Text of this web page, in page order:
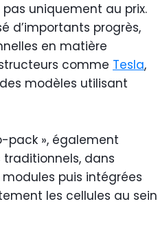
uniquement au prix.
d’importants progrès,
en matière
comme Tesla,
modèles utilisant
pack », également
dans
puis intégrées
les cellules au sein